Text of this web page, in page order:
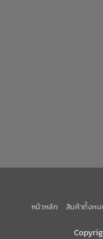
หน้าหลัก สินค้าทั้งห